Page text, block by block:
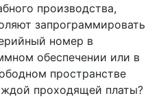
производства,
запрограммировать
номер в
обеспечении или в
пространстве
проходящей платы?